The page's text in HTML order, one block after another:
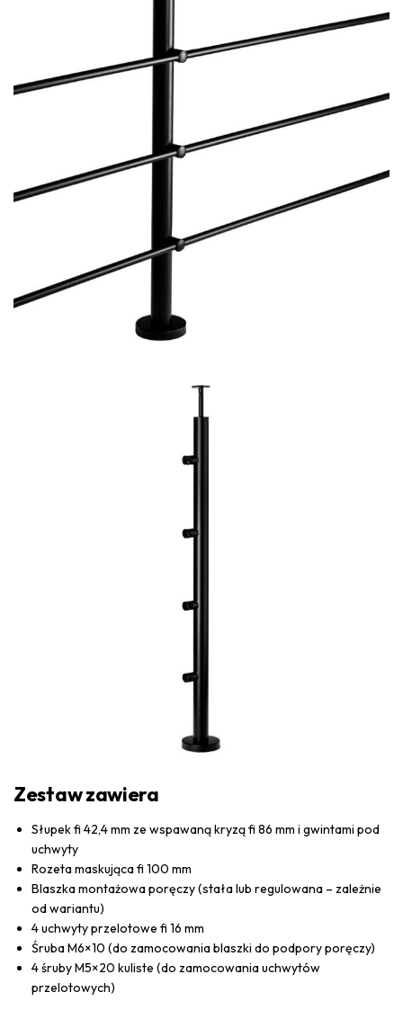
Zestaw zawiera
Słupek fi 42,4 mm ze wspawaną kryzą fi 86 mm i gwintami pod
uchwyty
Rozeta maskująca fi 100 mm
Blaszka montażowa poręczy (stała lub regulowana – zależnie
od wariantu)
4 uchwyty przelotowe fi 16 mm
Śruba M6×10 (do zamocowania blaszki do podpory poręczy)
4 śruby M5×20 kuliste (do zamocowania uchwytów
przelotowych)